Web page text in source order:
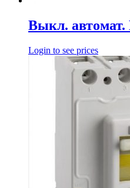
Выкл.
Login to see prices